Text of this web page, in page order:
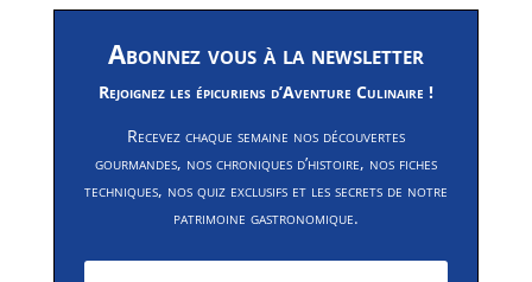
Abonnez vous à la newsletter
Rejoignez les épicuriens d’Aventure Culinaire !
Recevez chaque semaine nos découvertes
gourmandes, nos chroniques d’histoire, nos fiches
techniques, nos quiz exclusifs et les secrets de notre
patrimoine gastronomique.